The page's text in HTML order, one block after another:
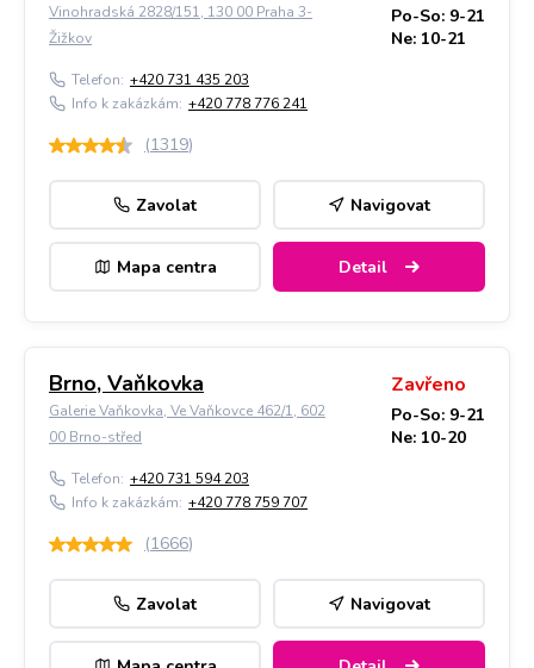
Vinohradská 2828/151, 130 00 Praha 3-
Žižkov
Po-So: 9-21
Ne: 10-21
Telefon: +420 731 435 203
Info k zakázkám: +420 778 776 241
(1319)
Zavolat Navigovat
Mapa centra Detail
Brno, Vaňkovka
Galerie Vaňkovka, Ve Vaňkovce 462/1, 602
00 Brno-střed
Zavřeno
Po-So: 9-21
Ne: 10-20
Telefon: +420 731 594 203
Info k zakázkám: +420 778 759 707
(1666)
Zavolat Navigovat